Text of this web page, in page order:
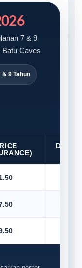
7 & 9
Batu Caves
& 9 Tahun
D/